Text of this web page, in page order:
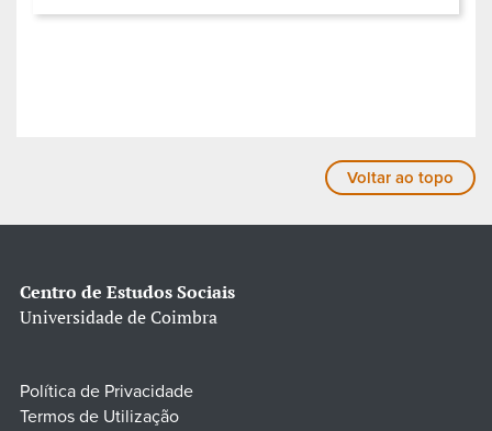
Voltar ao topo
Centro de Estudos Sociais
Universidade de Coimbra
Política de Privacidade
Termos de Utilização